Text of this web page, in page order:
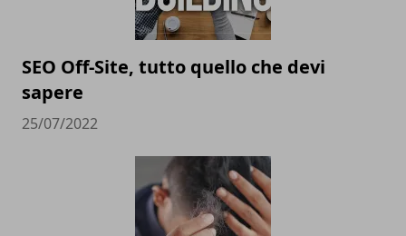
SEO Off-Site, tutto quello che devi
sapere
25/07/2022